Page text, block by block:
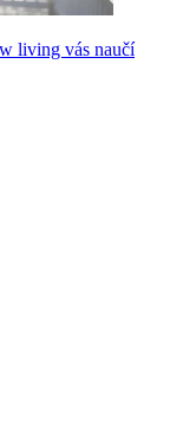
living vás naučí